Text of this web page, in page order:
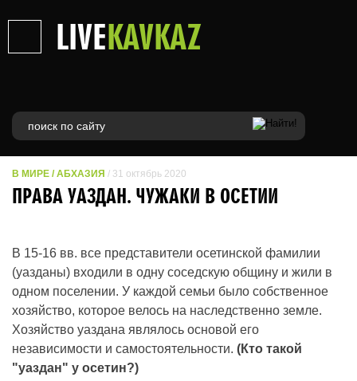
LIVEKAVKAZ
В МИРЕ /АБХАЗИЯ / 31 октябрь 2020
ПРАВА УАЗДАН. ЧУЖАКИ В ОСЕТИИ
В 15-16 вв. все представители осетинской фамилии
(уазданы) входили в одну соседскую общину и жили в
одном поселении. У каждой семьи было собственное
хозяйство, которое велось на наследственно земле.
Хозяйство уаздана являлось основой его
независимости и самостоятельности. (Кто такой
"уаздан" у осетин?)